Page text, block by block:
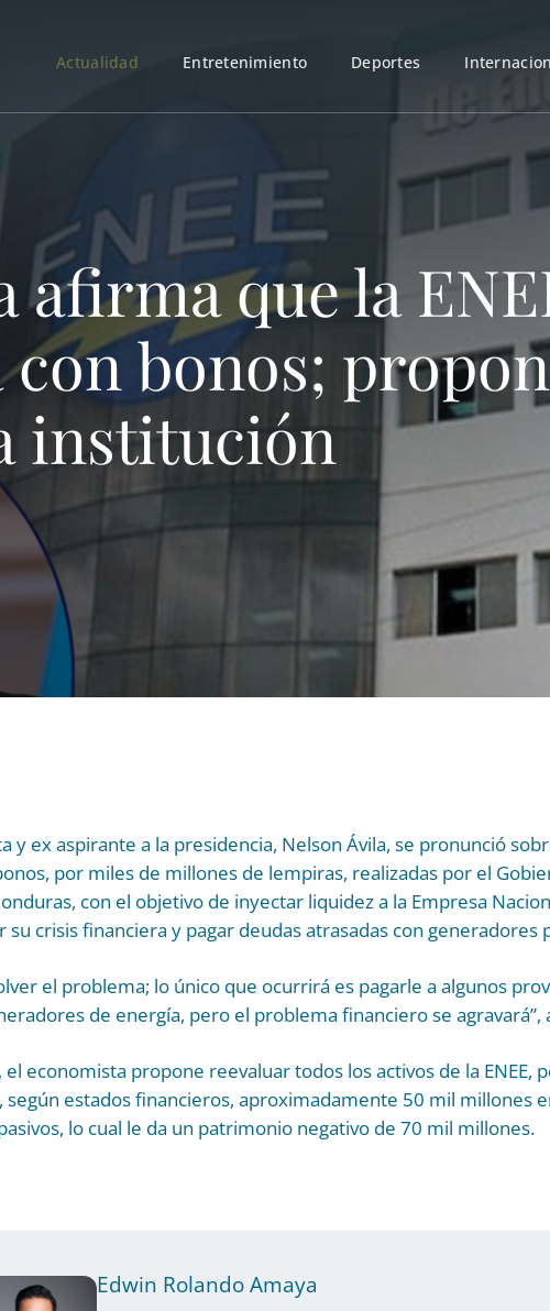
Actualidad Entretenimiento Deportes
afirma que la
bonos;
institución
y ex aspirante a la presidencia, Nelson Ávila, se pronunció
por miles de millones de lempiras, realizadas por el
con el objetivo de inyectar liquidez a la Empresa
su crisis financiera y pagar deudas atrasadas con generadores
el problema; lo único que ocurrirá es pagarle a algunos
de energía, pero el problema financiero se agravará”,
el economista propone reevaluar todos los activos de la ENEE,
según estados financieros, aproximadamente 50 mil millones
lo cual le da un patrimonio negativo de 70 mil millones.
Edwin Rolando Amaya